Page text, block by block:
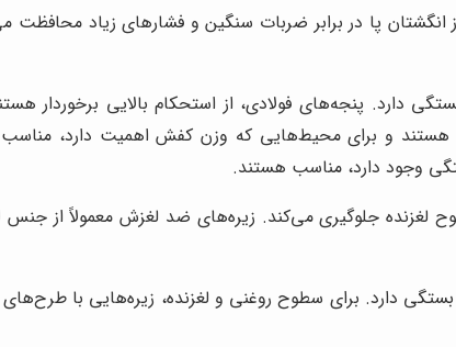
پا در برابر ضربات سنگین و فشارهای زیاد محافظت
دارد. پنجه‌های فولادی، از استحکام بالایی برخوردار
و برای محیط‌هایی که وزن کفش اهمیت دارد، مناسب
وجود دارد، مناسب هستند.
لغزنده جلوگیری می‌کند. زیره‌های ضد لغزش معمولاً از
دارد. برای سطوح روغنی و لغزنده، زیره‌هایی با